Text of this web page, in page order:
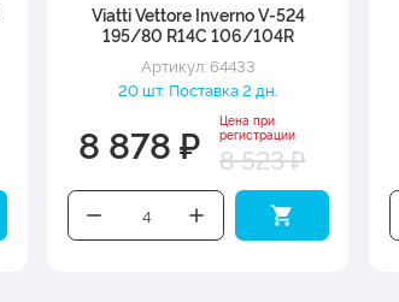
Viatti Vettore Inverno V-524
195/80 R14C 106/104R
Артикул: 64433
20 шт. Поставка 2 дн.
8 878 ₽
Цена при
регистрации
8 523 ₽